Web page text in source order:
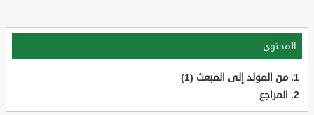
المحتوى
من المولد إلى المبعث (1)
المراجع